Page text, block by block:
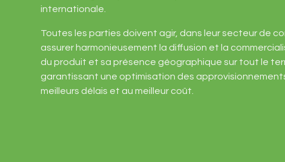
internationale.
Toutes les parties doivent agir, dans leur secteur de
assurer harmonieusement la diffusion et la
du produit et sa présence géographique sur tout le
garantissant une optimisation des
meilleurs délais et au meilleur coût.